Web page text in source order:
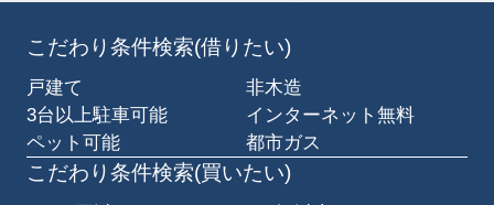
こだわり条件検索(借りたい)
戸建て
非木造
3台以上駐車可能
インターネット無料
ペット可能
都市ガス
こだわり条件検索(買いたい)